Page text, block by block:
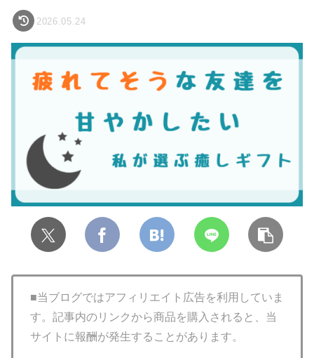
2026.05.24
■当ブログではアフィリエイト広告を利用していま
す。記事内のリンクから商品を購入されると、当
サイトに報酬が発生することがあります。